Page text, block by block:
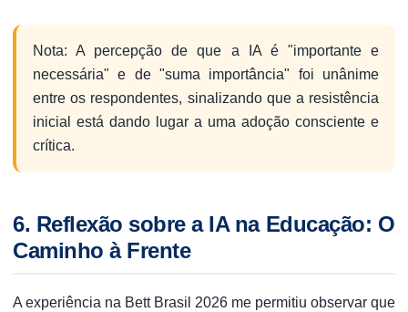
Nota: A percepção de que a IA é "importante e
necessária" e de "suma importância" foi unânime
entre os respondentes, sinalizando que a resistência
inicial está dando lugar a uma adoção consciente e
crítica.
6. Reflexão sobre a IA na Educação: O
Caminho à Frente
A experiência na Bett Brasil 2026 me permitiu observar que